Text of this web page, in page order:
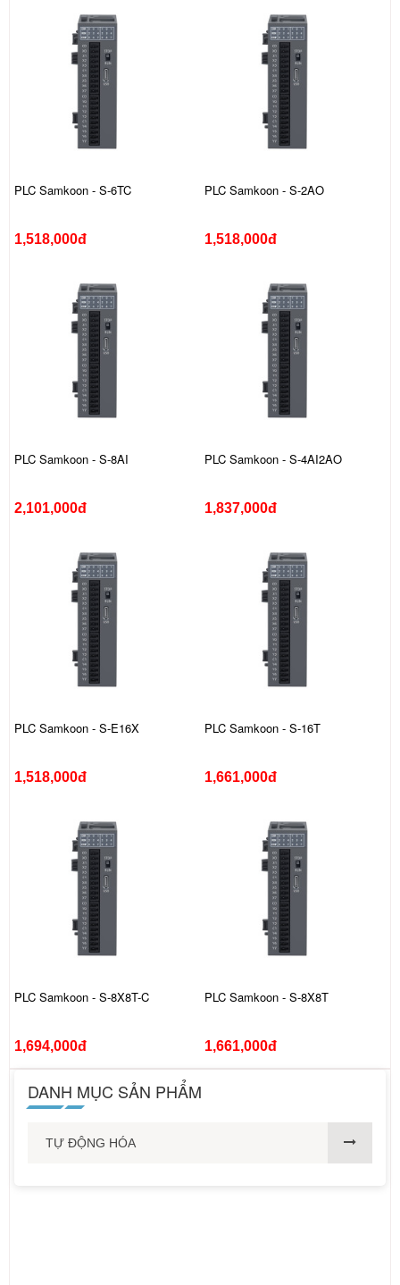
PLC Samkoon - S-6TC
1,518,000đ
PLC Samkoon - S-2AO
1,518,000đ
PLC Samkoon - S-8AI
2,101,000đ
PLC Samkoon - S-4AI2AO
1,837,000đ
PLC Samkoon - S-E16X
1,518,000đ
PLC Samkoon - S-16T
1,661,000đ
PLC Samkoon - S-8X8T-C
1,694,000đ
PLC Samkoon - S-8X8T
1,661,000đ
DANH MỤC SẢN PHẨM
TỰ ĐỘNG HÓA